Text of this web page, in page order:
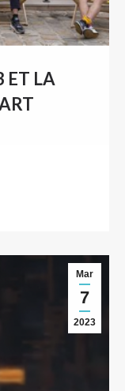
ET LA
Mar
7
2023